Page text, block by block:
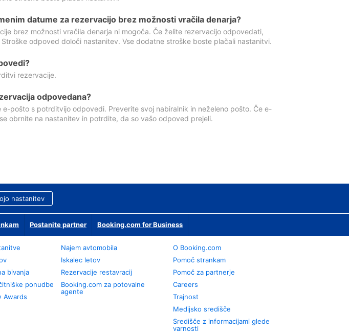
datume za rezervacijo brez možnosti vračila denarja?
brez možnosti vračila denarja ni mogoča. Če želite rezervacijo odpovedati,
odpoved določi nastanitev. Vse dodatne stroške boste plačali nastanitvi.
rezervacije.
odpovedana?
pošto s potrditvijo odpovedi. Preverite svoj nabiralnik in neželeno pošto. Če e-
obrnite na nastanitev in potrdite, da so vašo odpoved prejeli.
nastanitev
Postanite partner Booking.com for Business
bivanja
ponudbe
Awards
Najem avtomobila
Iskalec letov
Rezervacije restavracij
Booking.com za potovalne
agente
O Booking.com
Pomoč strankam
Pomoč za partnerje
Careers
Trajnost
Medijsko središče
Središče z informacijami glede
varnosti